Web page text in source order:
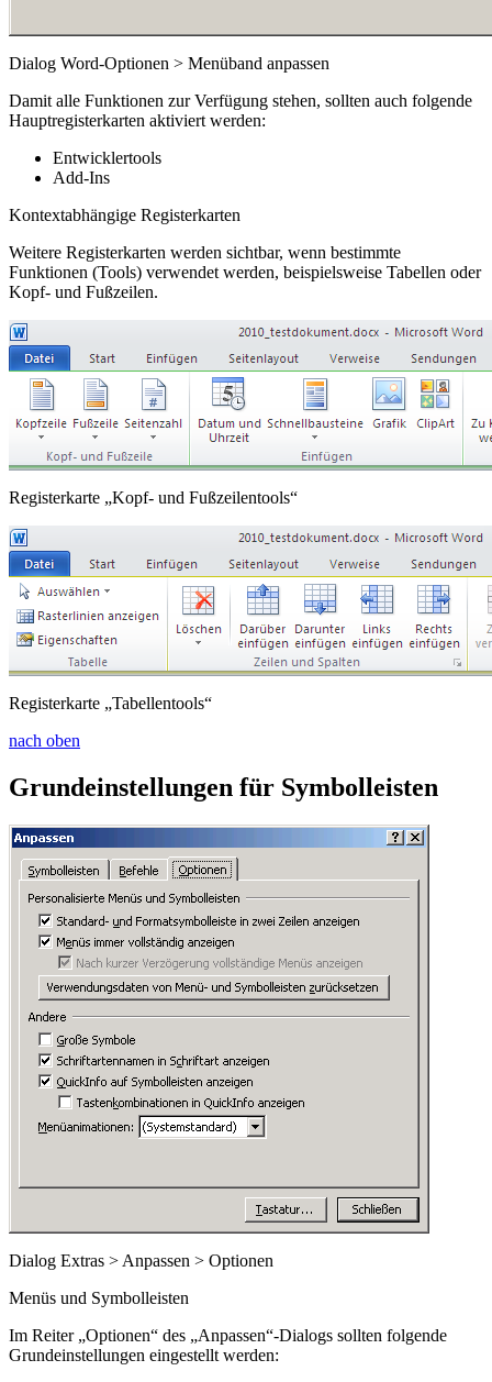
Dialog Word-Optionen > Menüband anpassen
Damit alle Funktionen zur Verfügung stehen, sollten auch folgende
Hauptregisterkarten aktiviert werden:
Entwicklertools
Add-Ins
Kontextabhängige Registerkarten
Weitere Registerkarten werden sichtbar, wenn bestimmte
Funktionen (Tools) verwendet werden, beispielsweise Tabellen oder
Kopf- und Fußzeilen.
Registerkarte „Kopf- und Fußzeilentools“
Registerkarte „Tabellentools“
nach oben
Grundeinstellungen für Symbolleisten
Dialog Extras > Anpassen > Optionen
Menüs und Symbolleisten
Im Reiter „Optionen“ des „Anpassen“-Dialogs sollten folgende
Grundeinstellungen eingestellt werden: